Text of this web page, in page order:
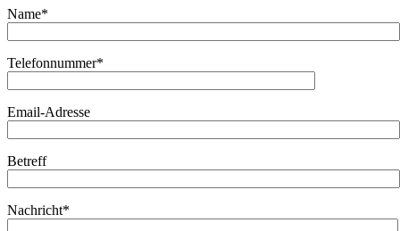
Name*
Telefonnummer*
Email-Adresse
Betreff
Nachricht*